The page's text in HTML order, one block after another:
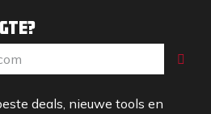
deals, nieuwe tools en